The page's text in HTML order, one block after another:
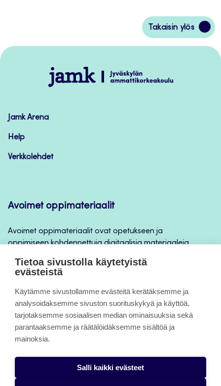
Takaisin ylös
Siirry
takaisin
Jamk
–
Jamk Arena
Help
Verkkolehdet
Avoimet oppimateriaalit
Avoimet oppimateriaalit ovat opetukseen ja
oppimiseen kohdennettuja digitaalisia materiaaleja,
opintojaksototeutuksilla, jatkuvan oppimisen ja
Tietoa sivuista
Evästeet
Saavutettavuusseloste
Tietosuojaseloste
Tietoa sivustolla käytetyistä
evästeistä
Käytämme sivustollamme evästeitä kerätäksemme ja
analysoidaksemme sivuston suorituskykyä ja käyttöä,
tarjotaksemme sosiaalisen median ominaisuuksia sekä
parantaaksemme ja räätälöidäksemme sisältöä ja
mainoksia.
Salli kaikki evästeet